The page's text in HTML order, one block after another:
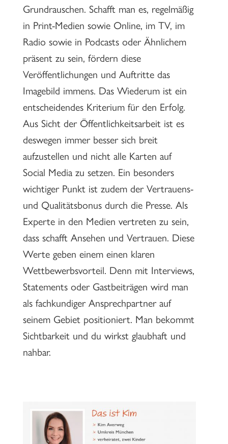
Grundrauschen. Schafft man es, regelmäßig
in Print-Medien sowie Online, im TV, im
Radio sowie in Podcasts oder Ähnlichem
präsent zu sein, fördern diese
Veröffentlichungen und Auftritte das
Imagebild immens. Das Wiederum ist ein
entscheidendes Kriterium für den Erfolg.
Aus Sicht der Öffentlichkeitsarbeit ist es
deswegen immer besser sich breit
aufzustellen und nicht alle Karten auf
Social Media zu setzen. Ein besonders
wichtiger Punkt ist zudem der Vertrauens-
und Qualitätsbonus durch die Presse. Als
Experte in den Medien vertreten zu sein,
dass schafft Ansehen und Vertrauen. Diese
Werte geben einem einen klaren
Wettbewerbsvorteil. Denn mit Interviews,
Statements oder Gastbeiträgen wird man
als fachkundiger Ansprechpartner auf
seinem Gebiet positioniert. Man bekommt
Sichtbarkeit und du wirkst glaubhaft und
nahbar.